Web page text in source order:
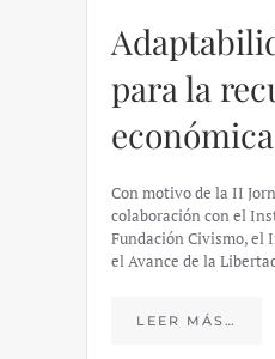
para la
económica
Con motivo de la II
colaboración con el
Fundación Civismo, el
el Avance de la
LEER MÁS…